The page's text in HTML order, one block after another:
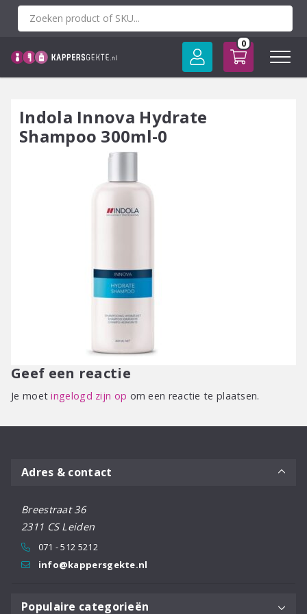
Spring
0
Indola Innova Hydrate
Shampoo 300ml-0
Geef een reactie
Je moetingelogd zijn op om een reactie te plaatsen.
Adres & contact
Breestraat 36
2311 CS Leiden
071 - 512 5212
info@kappersgekte.nl
Populaire categorieën